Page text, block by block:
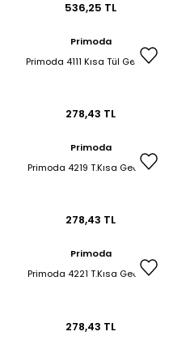
536,25 TL
Primoda
Primoda 4111 Kısa Tül Gecelik
278,43 TL
Primoda
Primoda 4219 T.Kısa Gecelik
278,43 TL
Primoda
Primoda 4221 T.Kısa Gecelik
278,43 TL